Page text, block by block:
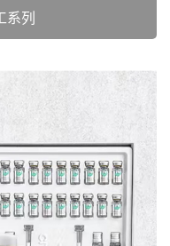
系列